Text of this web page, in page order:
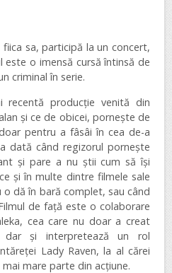
sa, participă la un concert,
o imensă cursă întinsă de
criminal în serie.
recentă producție venită din
și ce de obicei, pornește de
pentru a fâsâi în cea de-a
dată când regizorul pornește
și pare a nu știi cum să își
și în multe dintre filmele sale
o dă în bară complet, sau când
de față este o colaborare
cea care nu doar a creat
și interpretează un rol
Lady Raven, la al cărei
mare parte din acțiune.